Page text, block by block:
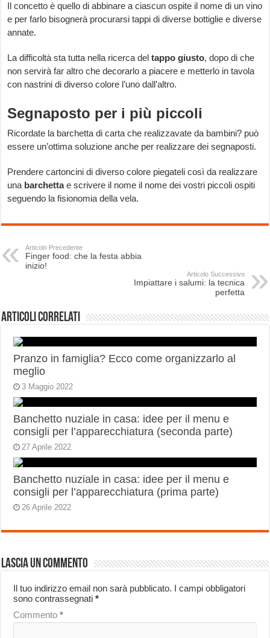
Il concetto è quello di abbinare a ciascun ospite il nome di un vino
e per farlo bisognerà procurarsi tappi di diverse bottiglie e diverse
annate.
La difficoltà sta tutta nella ricerca deltappo giusto, dopo di che
non servirà far altro che decorarlo a piacere e metterlo in tavola
con nastrini di diverso colore l’uno dall’altro.
Segnaposto per i più piccoli
Ricordate la barchetta di carta che realizzavate da bambini? può
essere un’ottima soluzione anche per realizzare dei segnaposti.
Prendere cartoncini di diverso colore piegateli così da realizzare
una barchettae scrivere il nome il nome dei vostri piccoli ospiti
seguendo la fisionomia della vela.
Articolo Precedente
Finger food: che la festa abbia
inizio!
Articolo Successivo
Impiattare i salumi: la tecnica
perfetta
Articoli correlati
Pranzo in famiglia? Ecco come organizzarlo al
meglio
3 Maggio 2022
Banchetto nuziale in casa: idee per il menu e
consigli per l’apparecchiatura (seconda parte)
27 Aprile 2022
Banchetto nuziale in casa: idee per il menu e
consigli per l’apparecchiatura (prima parte)
26 Aprile 2022
Lascia un commento
Il tuo indirizzo email non sarà pubblicato. I campi obbligatori
sono contrassegnati*
Commento*